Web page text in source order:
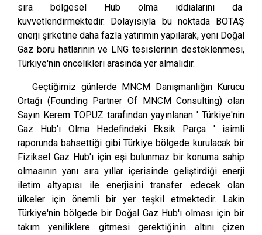
sıra bölgesel Hub olma iddialarını da
kuvvetlendirmektedir. Dolayısıyla bu noktada BOTAŞ
enerji şirketine daha fazla yatırımın yapılarak, yeni Doğal
Gaz boru hatlarının ve LNG tesislerinin desteklenmesi,
Türkiye'nin öncelikleri arasında yer almalıdır.
Geçtiğimiz günlerde MNCM Danışmanlığın Kurucu
Ortağı (Founding Partner Of MNCM Consulting) olan
Sayın Kerem TOPUZ tarafından yayınlanan ' Türkiye'nin
Gaz Hub'ı Olma Hedefindeki Eksik Parça ' isimli
raporunda bahsettiği gibi Türkiye bölgede kurulacak bir
Fiziksel Gaz Hub'ı için eşi bulunmaz bir konuma sahip
olmasının yanı sıra yıllar içerisinde geliştirdiği enerji
iletim altyapısı ile enerjisini transfer edecek olan
ülkeler için önemli bir yer teşkil etmektedir. Lakin
Türkiye'nin bölgede bir Doğal Gaz Hub'ı olması için bir
takım yeniliklere gitmesi gerektiğinin altını çizen